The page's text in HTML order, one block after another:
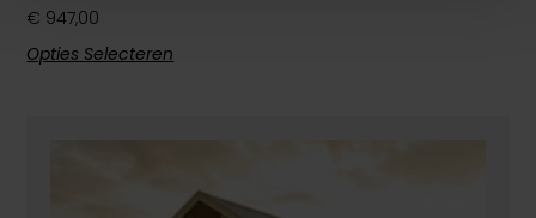
€ 947,00
Opties Selecteren